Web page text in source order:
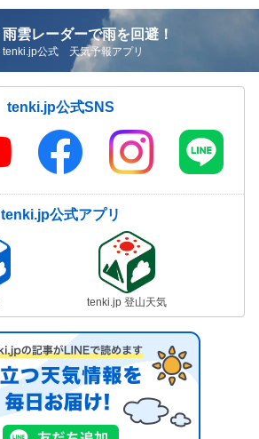
雨雲レーダーで雨を回避！
tenki.jp公式 天気予報アプリ
tenki.jp公式SNS
tenki.jp公式アプリ
tenki.jp 登山天気